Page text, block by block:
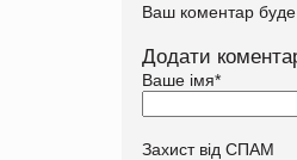
Ваш коментар
Додати
Ваше імя*
Захист від СПАМ